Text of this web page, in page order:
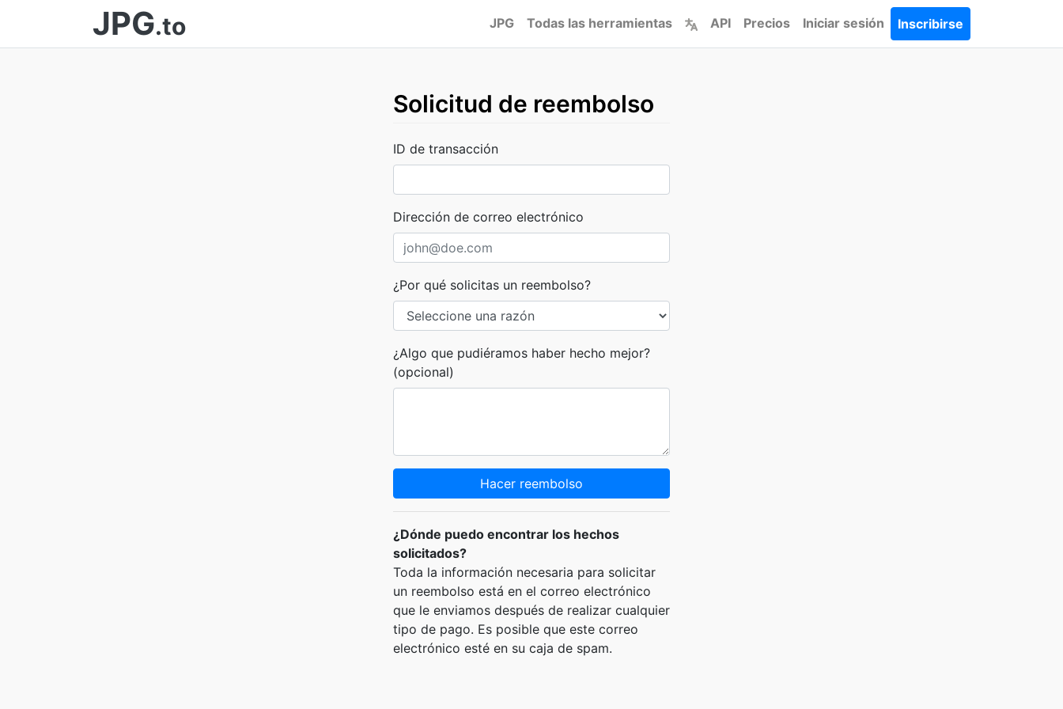
JPG.to JPG Todas las herramientas API Precios Iniciar sesión Inscribirse
Solicitud de reembolso
ID de transacción
Dirección de correo electrónico
¿Por qué solicitas un reembolso?
¿Algo que pudiéramos haber hecho mejor?
(opcional)
Hacer reembolso
¿Dónde puedo encontrar los hechos
solicitados?
Toda la información necesaria para solicitar
un reembolso está en el correo electrónico
que le enviamos después de realizar cualquier
tipo de pago. Es posible que este correo
electrónico esté en su caja de spam.